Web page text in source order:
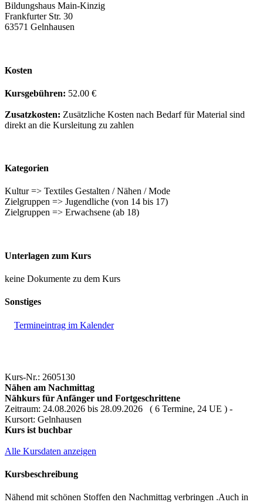
Bildungshaus Main-Kinzig
Frankfurter Str. 30
63571 Gelnhausen
Kosten
Kursgebühren: 52.00 €
Zusatzkosten: Zusätzliche Kosten nach Bedarf für Material sind
direkt an die Kursleitung zu zahlen
Kategorien
Kultur => Textiles Gestalten / Nähen / Mode
Zielgruppen => Jugendliche (von 14 bis 17)
Zielgruppen => Erwachsene (ab 18)
Unterlagen zum Kurs
keine Dokumente zu dem Kurs
Sonstiges
Termineintrag im Kalender
Kurs-Nr.: 2605130
Nähen am Nachmittag
Nähkurs für Anfänger und Fortgeschrittene
Zeitraum: 24.08.2026 bis 28.09.2026 ( 6 Termine, 24 UE ) -
Kursort: Gelnhausen
Kurs ist buchbar
Alle Kursdaten anzeigen
Kursbeschreibung
Nähend mit schönen Stoffen den Nachmittag verbringen .Auch in